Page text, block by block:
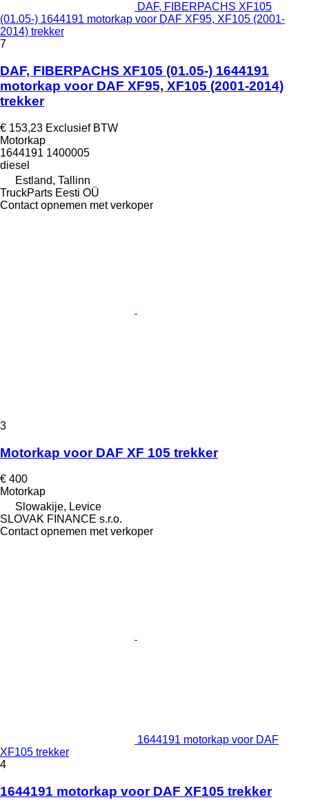
DAF, FIBERPACHS XF105
(01.05-) 1644191 motorkap voor DAF XF95, XF105 (2001-
2014) trekker
7
DAF, FIBERPACHS XF105 (01.05-) 1644191
motorkap voor DAF XF95, XF105 (2001-2014)
trekker
€ 153,23 Exclusief BTW
Motorkap
1644191 1400005
diesel
Estland, Tallinn
TruckParts Eesti OÜ
Contact opnemen met verkoper
3
Motorkap voor DAF XF 105 trekker
€ 400
Motorkap
Slowakije, Levice
SLOVAK FINANCE s.r.o.
Contact opnemen met verkoper
1644191 motorkap voor DAF
XF105 trekker
4
1644191 motorkap voor DAF XF105 trekker